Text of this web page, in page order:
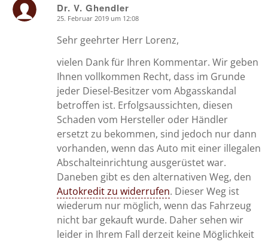
Dr. V. Ghendler
25. Februar 2019 um 12:08
Sehr geehrter Herr Lorenz,
vielen Dank für Ihren Kommentar. Wir geben
Ihnen vollkommen Recht, dass im Grunde
jeder Diesel-Besitzer vom Abgasskandal
betroffen ist. Erfolgsaussichten, diesen
Schaden vom Hersteller oder Händler
ersetzt zu bekommen, sind jedoch nur dann
vorhanden, wenn das Auto mit einer illegalen
Abschalteinrichtung ausgerüstet war.
Daneben gibt es den alternativen Weg, den
Autokredit zu widerrufen. Dieser Weg ist
wiederum nur möglich, wenn das Fahrzeug
nicht bar gekauft wurde. Daher sehen wir
leider in Ihrem Fall derzeit keine Möglichkeit